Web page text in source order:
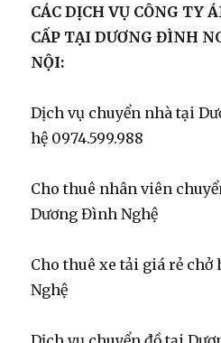
CÁC DỊCH VỤ CÔNG TY
CẤP TẠI DƯƠNG ĐÌNH
NỘI:
Dịch vụ chuyển nhà tại
hệ 0974.599.988
Cho thuê nhân viên
Dương Đình Nghệ
Cho thuê xe tải giá rẻ
Nghệ